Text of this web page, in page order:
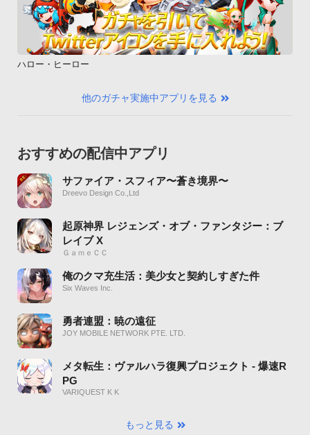
ハロー・ヒーロー
他のガチャ実施中アプリを見る
おすすめの配信中アプリ
サファイア・スフィア〜蒼き境界〜
Dreevo Design Co.,Ltd
起原神界 レジェンズ・オブ・ファンタジー：ブ
レイブ X
ＧａｍｅＣＣ
俺のクマ充生活：美少女と契約しすぎた件
Six Waves Inc.
勇者連盟：暁の遠征
JOY MOBILE NETWORK PTE. LTD.
メタ転生：ヴァルハラ復興プロジェクト - 爆速R
PG
VARIQUEST K K
もっと見る